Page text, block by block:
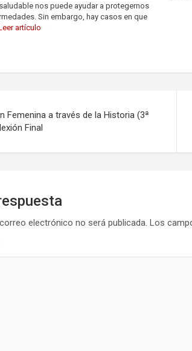
nos puede ayudar a protegernos
Sin embargo, hay casos en que
artículo
Femenina a través de la Historia (3ª
Final
electrónico no será publicada. Los